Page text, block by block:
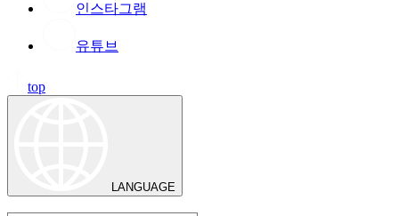
인스타그램
유튜브
top
LANGUAGE